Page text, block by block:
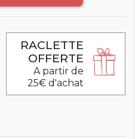
RACLETTE
OFFERTE
A partir de
25€ d'achat